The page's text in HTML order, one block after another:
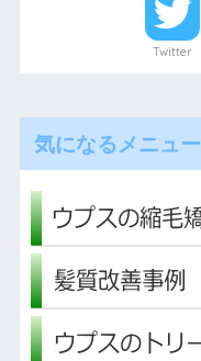
Twitter
気になるメニュー